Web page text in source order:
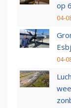
op
04-
04-